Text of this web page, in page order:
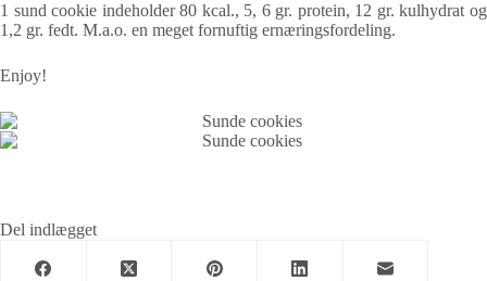
1 sund cookie indeholder 80 kcal., 5, 6 gr. protein, 12 gr. kulhydrat og
1,2 gr. fedt. M.a.o. en meget fornuftig ernæringsfordeling.
Enjoy!
Del indlægget